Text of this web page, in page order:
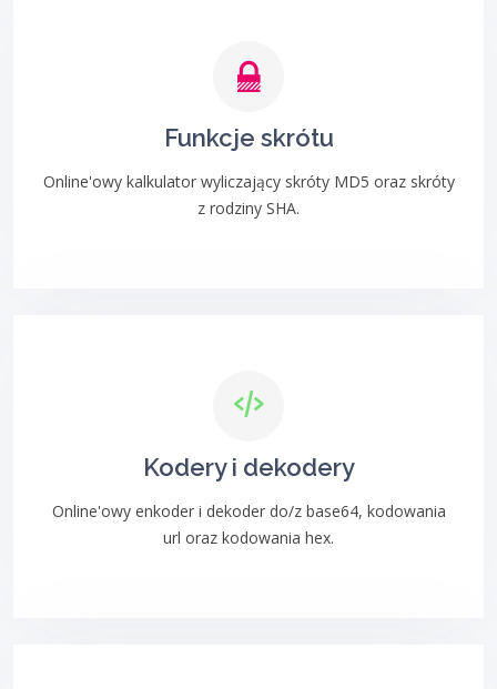
Funkcje skrótu
Online'owy kalkulator wyliczający skróty MD5 oraz skróty
z rodziny SHA.
Kodery i dekodery
Online'owy enkoder i dekoder do/z base64, kodowania
url oraz kodowania hex.